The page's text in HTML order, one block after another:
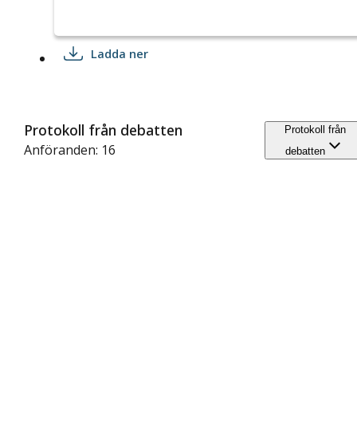
Ladda ner
Protokoll från debatten
Anföranden: 16
Protokoll från
debatten